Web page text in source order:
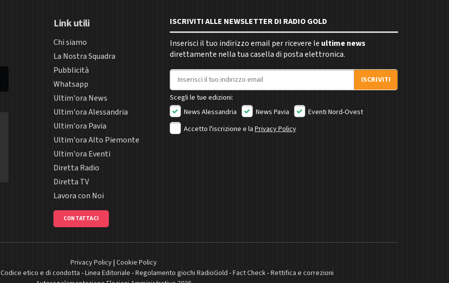
Link utili
Chi siamo
La Nostra Squadra
Pubblicità
Whatsapp
Ultim'ora News
Ultim'ora Alessandria
Ultim'ora Pavia
Ultim'ora Alto Piemonte
Ultim'ora Eventi
Diretta Radio
Diretta TV
Lavora con Noi
CONTATTACI
ISCRIVITI ALLE NEWSLETTER DI RADIO GOLD
Inserisci il tuo indirizzo email per ricevere le ultime news
direttamente nella tua casella di posta elettronica.
Indirizzo email
ISCRIVITI
Scegli le tue edizioni:
News Alessandria
News Pavia
Eventi Nord-Ovest
Accetto l'iscrizione e la Privacy Policy
Privacy Policy| Cookie Policy
Codice etico e di condotta -Linea Editoriale -Regolamento giochi RadioGold -Fact Check-Rettifica e correzioni